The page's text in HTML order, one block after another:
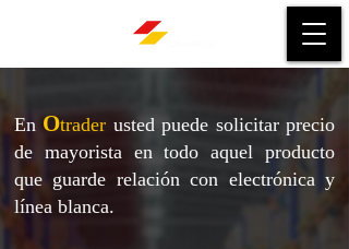
En Otrader usted puede solicitar precio
de mayorista en todo aquel producto
que guarde relación con electrónica y
línea blanca.